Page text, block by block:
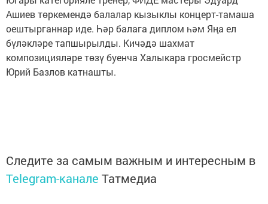
Ашиев төркемендә балалар кызыклы концерт-тамаша
оештырганнар иде. Һәр балага диплом һәм Яңа ел
бүләкләре тапшырылды. Кичәдә шахмат
композицияләре төзү буенча Халыкара гросмейстр
Юрий Базлов катнашты.
Следите за самым важным и интересным в
Telegram-канале Татмедиа